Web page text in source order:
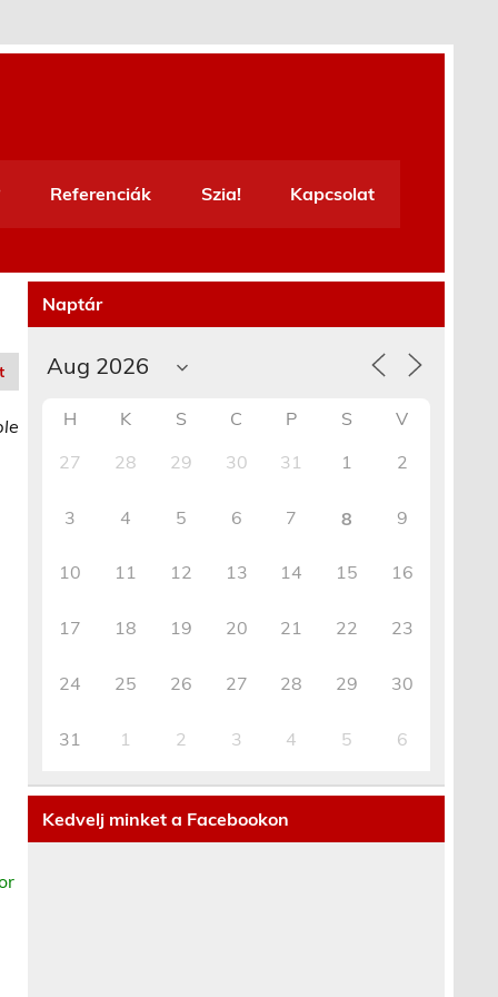
Referenciák Szia! Kapcsolat
Naptár
H K S C P S
V
27
28 29 30 31 1 2
3 4 5 6 7 8 9
10 11 12 13 14 15 16
17 18 19 20 21 22 23
24 25 26 27 28 29 30
31 1 2 3 4 5 6
Kedvelj minket a Facebookon